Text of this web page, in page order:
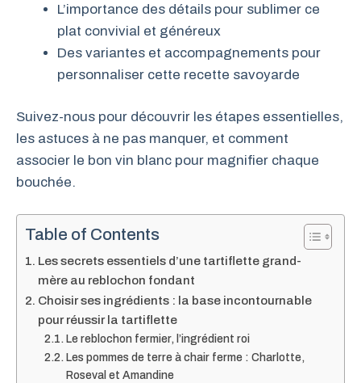
L’importance des détails pour sublimer ce
plat convivial et généreux
Des variantes et accompagnements pour
personnaliser cette recette savoyarde
Suivez-nous pour découvrir les étapes essentielles,
les astuces à ne pas manquer, et comment
associer le bon vin blanc pour magnifier chaque
bouchée.
Table of Contents
Les secrets essentiels d’une tartiflette grand-
mère au reblochon fondant
Choisir ses ingrédients : la base incontournable
pour réussir la tartiflette
Le reblochon fermier, l’ingrédient roi
Les pommes de terre à chair ferme : Charlotte,
Roseval et Amandine